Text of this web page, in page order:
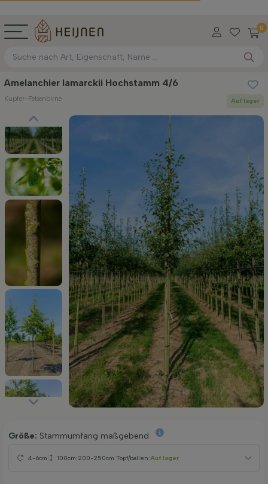
0
Amelanchier lamarckii Hochstamm 4/6
Kupfer-Felsenbirne Auf lager
Größe: Stammumfang maßgebend
4-6cm 100cm 200-250cm Topf/ballen Auf lager